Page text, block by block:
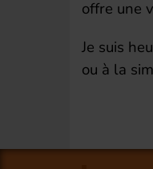
offre une
Je suis
ou à la